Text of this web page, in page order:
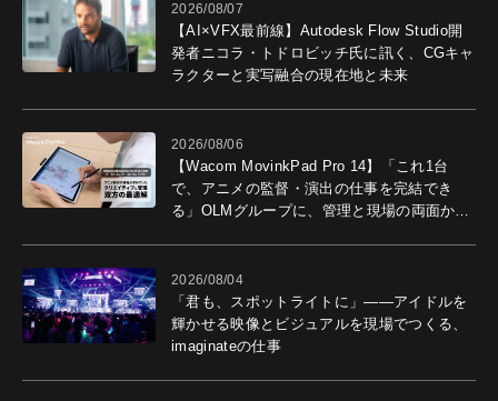
2026/08/07
【AI×VFX最前線】Autodesk Flow Studio開
発者ニコラ・トドロビッチ氏に訊く、CGキャ
ラクターと実写融合の現在地と未来
2026/08/06
【Wacom MovinkPad Pro 14】「これ1台
で、アニメの監督・演出の仕事を完結でき
る」OLMグループに、管理と現場の両面から
2026/08/04
「君も、スポットライトに」――アイドルを
輝かせる映像とビジュアルを現場でつくる、
imaginateの仕事